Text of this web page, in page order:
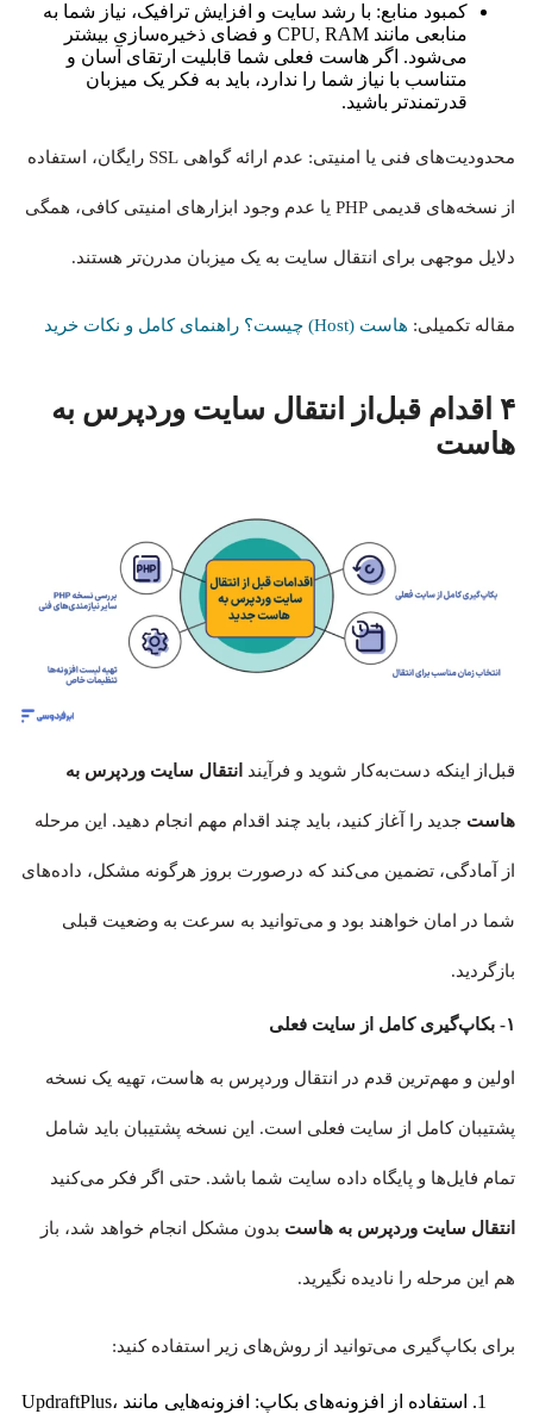
کمبود منابع: با رشد سایت و افزایش ترافیک، نیاز شما به
منابعی مانند CPU, RAM و فضای ذخیره‌سازی بیشتر
می‌شود. اگر هاست فعلی شما قابلیت ارتقای آسان و
متناسب با نیاز شما را ندارد، باید به فکر یک میزبان
قدرتمندتر باشید.
محدودیت‌های فنی یا امنیتی: عدم ارائه گواهی SSL رایگان، استفاده
از نسخه‌های قدیمی PHP یا عدم وجود ابزارهای امنیتی کافی، همگی
دلایل موجهی برای انتقال سایت به یک میزبان مدرن‌تر هستند.
مقاله تکمیلی: هاست (Host) چیست؟ راهنمای کامل و نکات خرید
۴ اقدام قبل‌از انتقال سایت وردپرس به
هاست
قبل‌از اینکه دست‌به‌کار شوید و فرآیند انتقال سایت وردپرس به
هاست جدید را آغاز کنید، باید چند اقدام مهم انجام دهید. این مرحله
از آمادگی، تضمین می‌کند که درصورت بروز هرگونه مشکل، داده‌های
شما در امان خواهند بود و می‌توانید به سرعت به وضعیت قبلی
بازگردید.
۱- بکاپ‌گیری کامل از سایت فعلی
اولین و مهم‌ترین قدم در انتقال وردپرس به هاست، تهیه یک نسخه
پشتیبان کامل از سایت فعلی است. این نسخه پشتیبان باید شامل
تمام فایل‌ها و پایگاه داده سایت شما باشد. حتی اگر فکر می‌کنید
انتقال سایت وردپرس به هاست بدون مشکل انجام خواهد شد، باز
هم این مرحله را نادیده نگیرید.
برای بکاپ‌گیری می‌توانید از روش‌های زیر استفاده کنید:
استفاده از افزونه‌های بکاپ: افزونه‌هایی مانند UpdraftPlus،